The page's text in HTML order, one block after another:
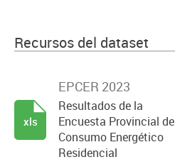
Recursos del dataset
EPCER 2023
Resultados de la
Encuesta Provincial de
Consumo Energético
Residencial
xls